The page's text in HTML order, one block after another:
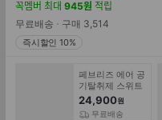
인
률
매
가
꼭멤버 최대 945원 적립
무료배송
구매 3,514
즉시할인 10%
페브리즈 에어 공
기탈취제 스위트
블러썸 5개
24,900원
무료배송